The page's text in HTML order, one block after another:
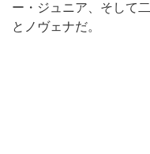
ー・ジュニア、そして
とノヴェナだ。